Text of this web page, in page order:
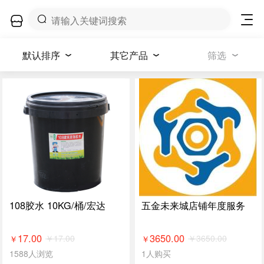
默认排序 其它产品 筛选
108胶水 10KG/桶/宏达
￥ 17.00 ￥17.00
1588人浏览
五金未来城店铺年度服务
￥3650.00 ￥3650.00
1人购买